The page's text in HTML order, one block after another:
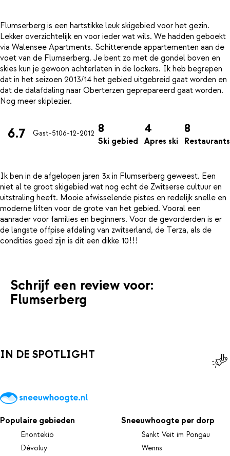
Flumserberg is een hartstikke leuk skigebied voor het gezin.
Lekker overzichtelijk en voor ieder wat wils. We hadden geboekt
via Walensee Apartments. Schitterende appartementen aan de
voet van de Flumserberg. Je bent zo met de gondel boven en
skies kun je gewoon achterlaten in de lockers. Ik heb begrepen
dat in het seizoen 2013/14 het gebied uitgebreid gaat worden en
dat de dalafdaling naar Oberterzen geprepareerd gaat worden.
6.7 Gast-5106-12-2012 8
Ski gebied
4
Apres ski
8
Restaurants
Ik ben in de afgelopen jaren 3x in Flumserberg geweest. Een
niet al te groot skigebied wat nog echt de Zwitserse cultuur en
uitstraling heeft. Mooie afwisselende pistes en redelijk snelle en
moderne liften voor de grote van het gebied. Vooral een
aanrader voor families en beginners. Voor de gevorderden is er
de langste offpise afdaling van zwitserland, de Terza, als de
Schrijf een review voor:
Flumserberg
IN DE SPOTLIGHT
Populaire gebieden
Enontekiö
Dévoluy
Sneeuwhoogte per dorp
Sankt Veit im Pongau
Wenns